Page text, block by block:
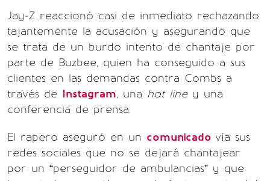
Jay-Z reaccionó casi de inmediato rechazando
tajantemente la acusación y asegurando que
se trata de un burdo intento de chantaje por
parte de Buzbee, quien ha conseguido a sus
clientes en las demandas contra Combs a
través de Instagram, una hot liney una
conferencia de prensa.
El rapero aseguró en un comunicado vía sus
redes sociales que no se dejará chantajear
por un “perseguidor de ambulancias” y que